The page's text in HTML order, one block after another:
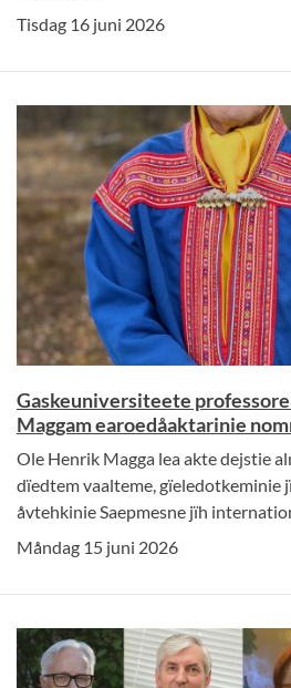
Tisdag 16 juni 2026
Gaskeuniversiteete
Maggam earoedåaktarinie
Ole Henrik Magga lea akte dejstie
dïedtem vaalteme, gïeledotkeminie
åvtehkinie Saepmesne jïh
Måndag 15 juni 2026